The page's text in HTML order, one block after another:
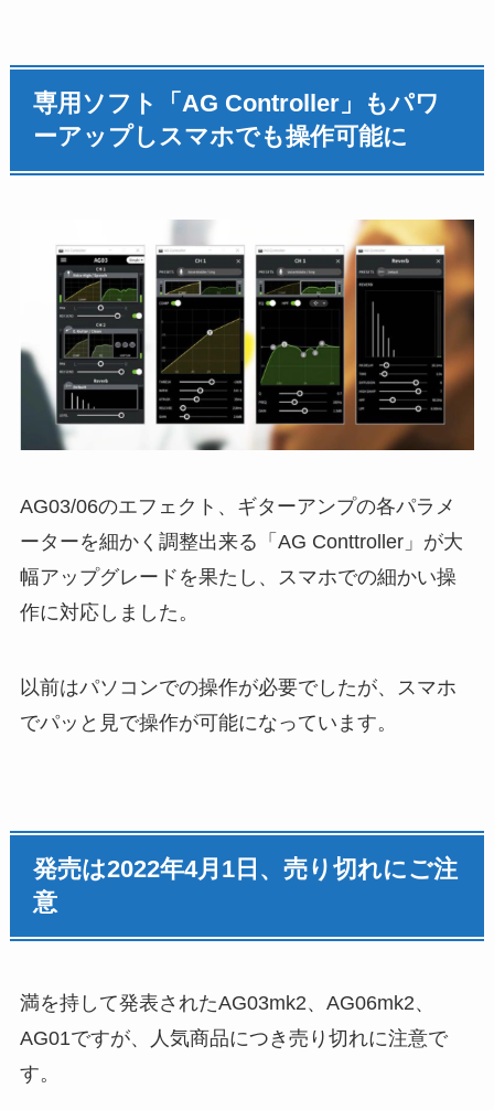
専用ソフト「AG Controller」もパワ
ーアップしスマホでも操作可能に
AG03/06のエフェクト、ギターアンプの各パラメ
ーターを細かく調整出来る「AG Conttroller」が大
幅アップグレードを果たし、スマホでの細かい操
作に対応しました。
以前はパソコンでの操作が必要でしたが、スマホ
でパッと見で操作が可能になっています。
発売は2022年4月1日、売り切れにご注
意
満を持して発表されたAG03mk2、AG06mk2、
AG01ですが、人気商品につき売り切れに注意で
す。